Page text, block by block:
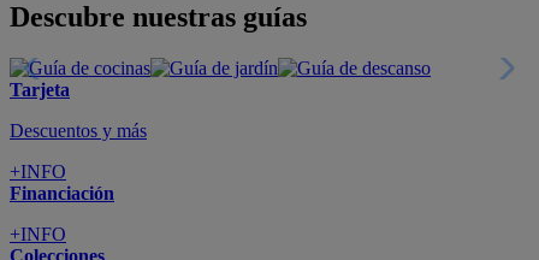
Descubre nuestras guías
Tarjeta
Descuentos y más
+INFO
Financiación
+INFO
Colecciones